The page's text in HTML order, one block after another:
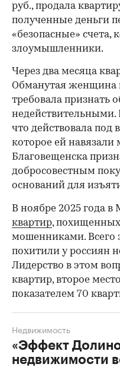
руб., продала
полученные деньги
«безопасные» счета,
злоумышленники.
Через два месяца
Обманутая женщина
требовала признать
недействительными.
что действовала
которое ей
Благовещенска
добросовестным
оснований для
В ноябре 2025 года в
квартир,
мошенниками.
похитили у россиян
Лидерство в этом
квартир, второе
показателем 70
«Эффект
недвижимости
Недвижимость